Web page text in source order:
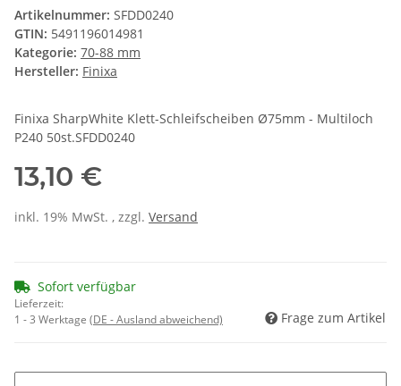
Artikelnummer: SFDD0240
GTIN: 5491196014981
Kategorie: 70-88 mm
Hersteller: Finixa
Finixa SharpWhite Klett-Schleifscheiben Ø75mm - Multiloch
P240 50st.SFDD0240
13,10 €
inkl. 19% MwSt. , zzgl. Versand
Sofort verfügbar
Lieferzeit:
1 - 3 Werktage (DE - Ausland abweichend) Frage zum Artikel